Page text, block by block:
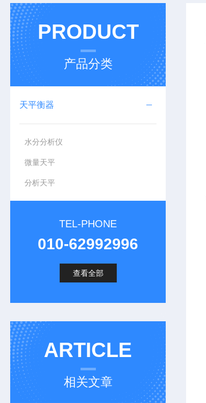
PRODUCT
产品分类
天平衡器
水分分析仪
微量天平
分析天平
TEL-PHONE
010-62992996
查看全部
ARTICLE
相关文章